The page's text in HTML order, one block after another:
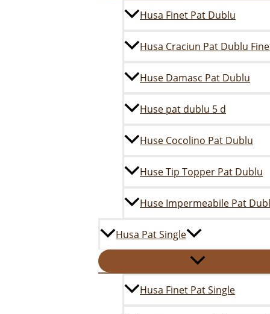
Husa Finet Pat Dublu
Husa Craciun Pat Dublu
Huse Damasc Pat Dublu
Huse pat dublu 5 d
Huse Cocolino Pat Dublu
Huse Tip Topper Pat Dublu
Huse Impermeabile Pat
Husa Pat Single
Husa Finet Pat Single